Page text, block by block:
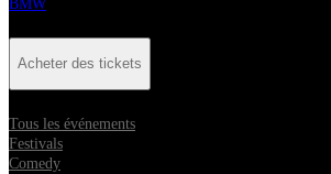
BMW
Acheter des tickets
Tous les événements
Festivals
Comedy